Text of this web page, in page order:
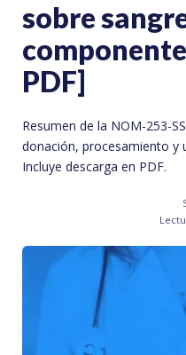
sobre
PDF]
Resumen de la NOM-253-
donación, procesamiento y
Incluye descarga en PDF.